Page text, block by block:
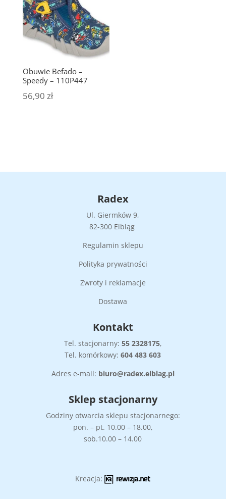
Obuwie Befado –
Speedy – 110P447
56,90 zł
Radex
Ul. Giermków 9,
82-300 Elbląg
Regulamin sklepu
Polityka prywatności
Zwroty i reklamacje
Dostawa
Kontakt
Tel. stacjonarny: 55 2328175,
Tel. komórkowy:604 483 603
Adres e-mail: biuro@radex.elblag.pl
Sklep stacjonarny
Godziny otwarcia sklepu stacjonarnego:
pon. – pt. 10.00 – 18.00,
sob.10.00 – 14.00
Kreacja: